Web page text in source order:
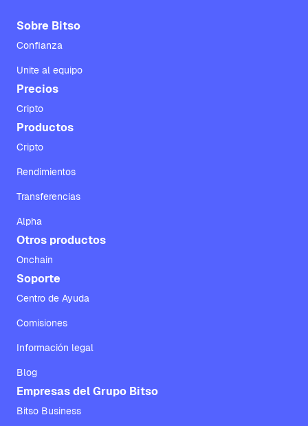
Sobre Bitso
Confianza
Unite al equipo
Precios
Cripto
Productos
Cripto
Rendimientos
Transferencias
Alpha
Otros productos
Onchain
Soporte
Centro de Ayuda
Comisiones
Información legal
Blog
Empresas del Grupo Bitso
Bitso Business